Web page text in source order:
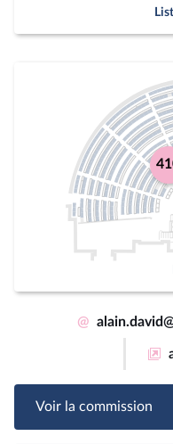
@
Voir la commission